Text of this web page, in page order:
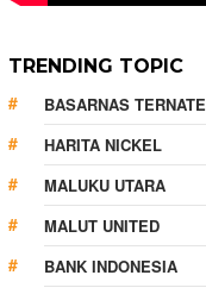
TRENDING TOPIC
BASARNAS TERNATE
HARITA NICKEL
MALUKU UTARA
MALUT UNITED
BANK INDONESIA